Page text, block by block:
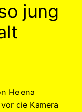
jung
Helena
die Kamera